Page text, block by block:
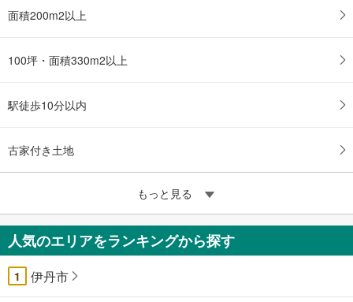
面積200m2以上
100坪・面積330m2以上
駅徒歩10分以内
古家付き土地
もっと見る
人気のエリアをランキングから探す
1 伊丹市